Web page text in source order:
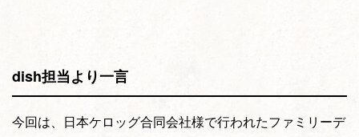
dish担当より一言
今回は、日本ケロッグ合同会社様で行われたファミリーデ